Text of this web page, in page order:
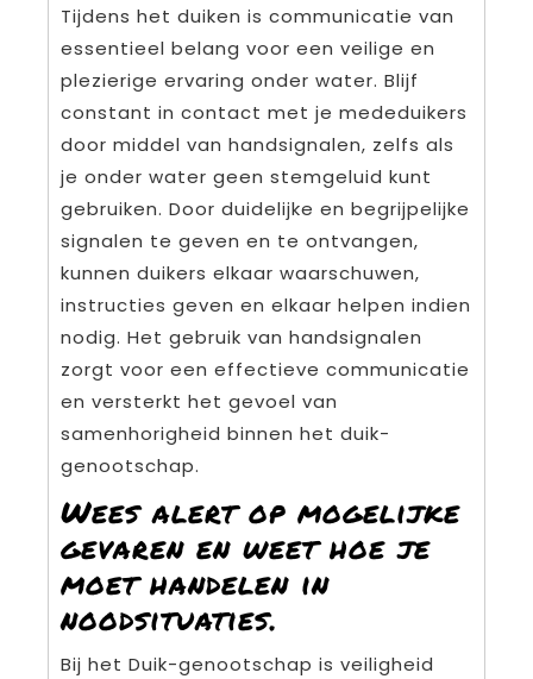
Tijdens het duiken is communicatie van
essentieel belang voor een veilige en
plezierige ervaring onder water. Blijf
constant in contact met je mededuikers
door middel van handsignalen, zelfs als
je onder water geen stemgeluid kunt
gebruiken. Door duidelijke en begrijpelijke
signalen te geven en te ontvangen,
kunnen duikers elkaar waarschuwen,
instructies geven en elkaar helpen indien
nodig. Het gebruik van handsignalen
zorgt voor een effectieve communicatie
en versterkt het gevoel van
samenhorigheid binnen het duik-
genootschap.
Wees alert op mogelijke
gevaren en weet hoe je
moet handelen in
noodsituaties.
Bij het Duik-genootschap is veiligheid